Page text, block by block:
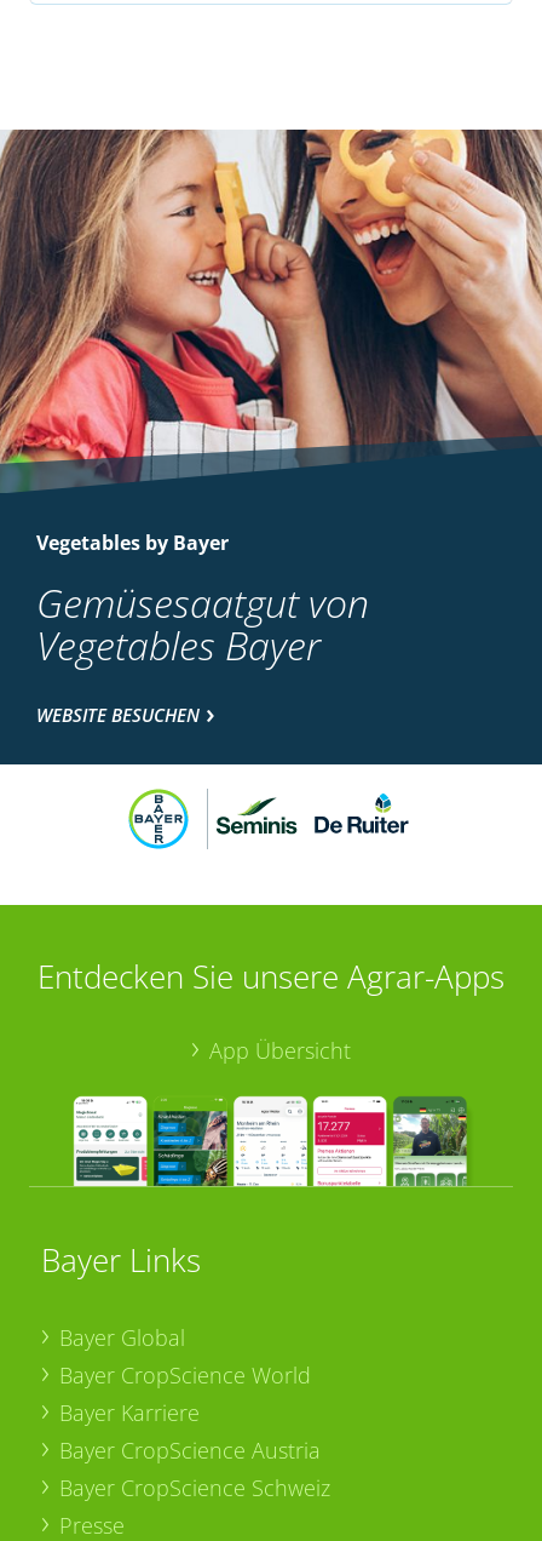
Vegetables by Bayer
Gemüsesaatgut von
Vegetables Bayer
WEBSITE BESUCHEN
Entdecken Sie unsere Agrar-Apps
App Übersicht
Bayer Links
Bayer Global
Bayer CropScience World
Bayer Karriere
Bayer CropScience Austria
Bayer CropScience Schweiz
Presse